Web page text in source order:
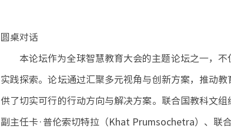
圆桌对话
本论坛作为全球智慧教育大会的主题论坛之一，
实践探索。论坛通过汇聚多元视角与创新方案，推动
供了切实可行的行动方向与解决方案。联合国教科文
副主任卡·普伦索切特拉（Khat Prumsochetra）、联